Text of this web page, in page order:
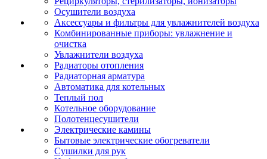
Осушители воздуха
Аксессуары и фильтры для увлажнителей воздуха
Комбинированные приборы: увлажнение и
очистка
Увлажнители воздуха
Радиаторы отопления
Радиаторная арматура
Автоматика для котельных
Теплый пол
Котельное оборудование
Полотенцесушители
Электрические камины
Бытовые электрические обогреватели
Сушилки для рук